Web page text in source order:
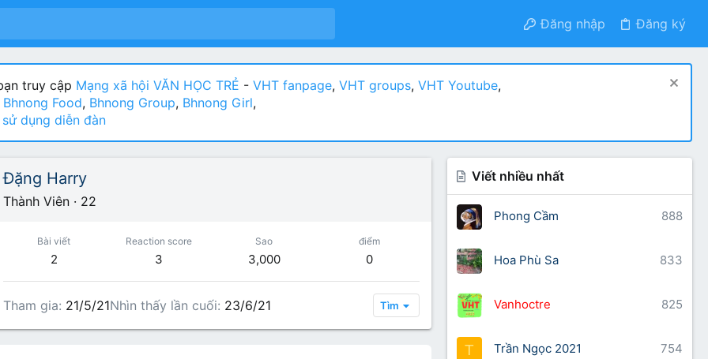
Đăng nhập Đăng ký
truy cập Mạng xã hội VĂN HỌC TRẺ - VHT fanpage, VHT groups, VHT Youtube,
Bhnong Food, Bhnong Group, Bhnong Girl,
sử dụng diễn đàn
Đặng Harry
Thành Viên · 22
Bài viết
2
Reaction score
3
Sao
3,000
điểm
0
Tham gia 21/5/21Nhìn thấy lần cuối 23/6/21 Tìm
Viết nhiều nhất
888
Phong Cầm
833
Hoa Phù Sa
825
Vanhoctre
T 754
Trần Ngọc 2021